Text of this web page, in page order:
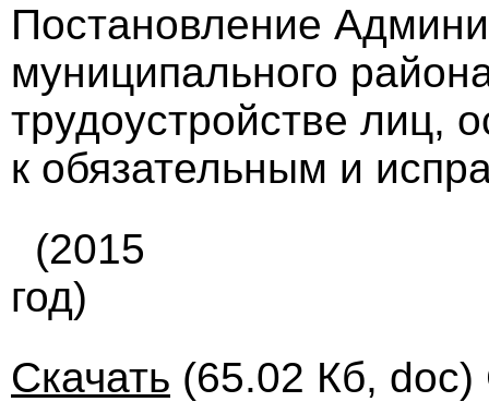
Постановление
муниципального
трудоустройстве лиц,
к обязательным и
(2015
год)
Скачать (65.02 Кб, doc)